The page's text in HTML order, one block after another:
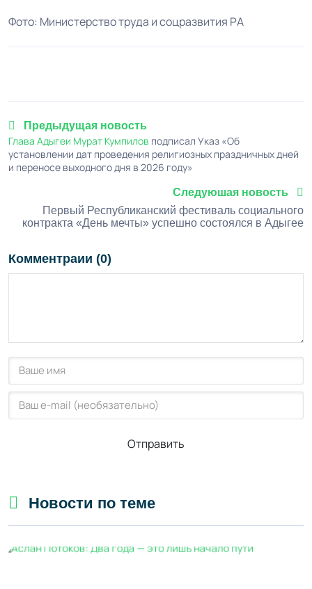
Фото: Министерство труда и соцразвития РА
Предыдущая новость
Глава Адыгеи Мурат Кумпилов подписал Указ «Об
установлении дат проведения религиозных праздничных дней
и переносе выходного дня в 2026 году»
Следуюшая новость
Первый Республиканский фестиваль социального
контракта «День мечты» успешно состоялся в Адыгее
Комментраии (0)
Отправить
Новости по теме